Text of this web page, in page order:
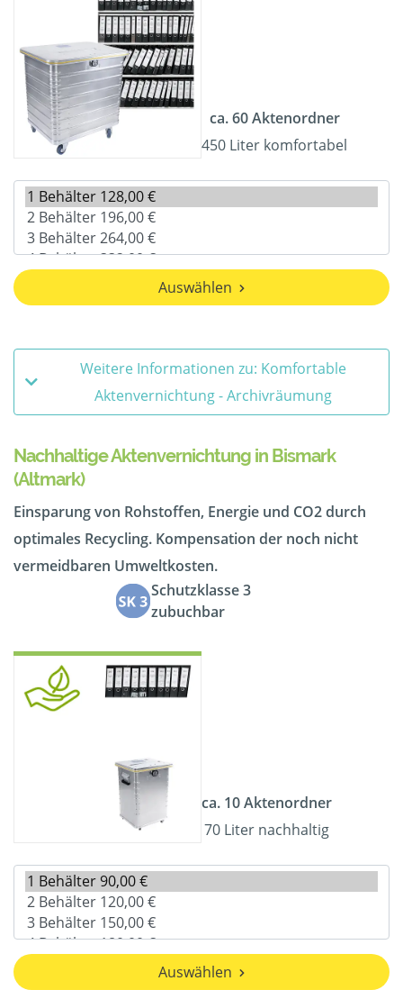
ca. 60 Aktenordner
450 Liter komfortabel
Auswählen
Weitere Informationen zu: Komfortable
Aktenvernichtung - Archivräumung
Nachhaltige Aktenvernichtung in Bismark
(Altmark)
Einsparung von Rohstoffen, Energie und CO2 durch
optimales Recycling. Kompensation der noch nicht
vermeidbaren Umweltkosten.
Schutzklasse 3
zubuchbar
ca. 10 Aktenordner
70 Liter nachhaltig
Auswählen